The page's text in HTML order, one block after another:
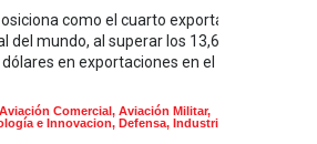
como el cuarto exportador
del mundo, al superar los 13,600
en exportaciones en el
Aviación Comercial , Aviación Militar,
e Innovacion, Defensa, Industria